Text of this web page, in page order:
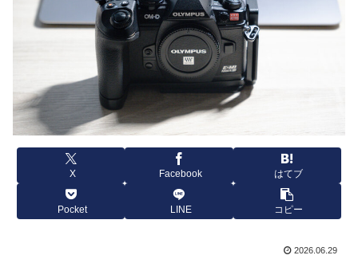
X Facebook はてブ
Pocket LINE コピー
2026.06.29